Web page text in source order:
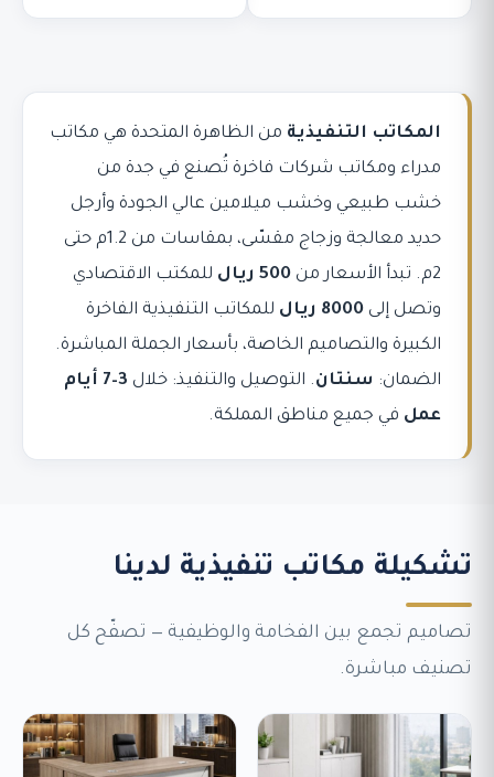
المكاتب التنفيذية من الظاهرة المتحدة هي مكاتب
مدراء ومكاتب شركات فاخرة تُصنع في جدة من
خشب طبيعي وخشب ميلامين عالي الجودة وأرجل
حديد معالجة وزجاج مقسّى، بمقاسات من 1.2م حتى
2م. تبدأ الأسعار من
500 ريال
للمكتب الاقتصادي
وتصل إلى 8000 ريال
للمكاتب التنفيذية الفاخرة
الكبيرة والتصاميم الخاصة، بأسعار الجملة المباشرة.
الضمان: سنتان. التوصيل والتنفيذ: خلال
3–7 أيام
عمل في جميع مناطق المملكة.
تشكيلة مكاتب تنفيذية لدينا
تصاميم تجمع بين الفخامة والوظيفية — تصفّح كل
تصنيف مباشرة.